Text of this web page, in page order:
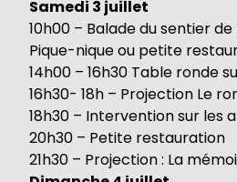
Samedi 3 juillet
10h00 – Balade du sentier de
Pique-nique ou petite
14h00 – 16h30 Table ronde
16h30- 18h – Projection Le
18h30 – Intervention sur les
20h30 – Petite restauration
21h30 – Projection : La